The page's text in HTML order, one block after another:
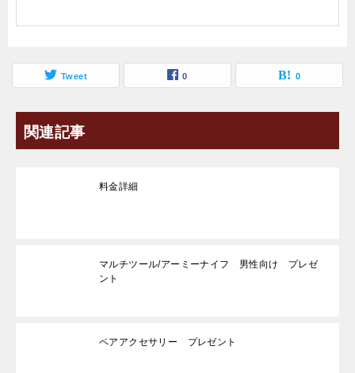
Tweet 0 0
関連記事
料金詳細
マルチツール/アーミーナイフ 男性向け プレゼ
ント
ペアアクセサリー プレゼント